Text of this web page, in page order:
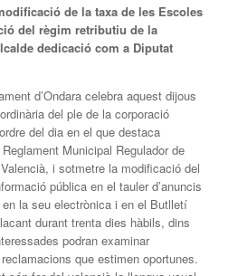
de la taxa de les Escoles
del règim retributiu de la
dedicació com a Diputat
d’Ondara celebra aquest dijous
del ple de la corporació
del dia en el que destaca
Municipal Regulador de
i sotmetre la modificació del
pública en el tauler d’anuncis
en la seu electrònica i en el Butlletí
durant trenta dies hàbils, dins
podran examinar
que estimen oportunes.